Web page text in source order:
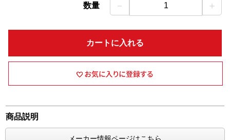
数量 － 1 ＋
カートに入れる
商品説明